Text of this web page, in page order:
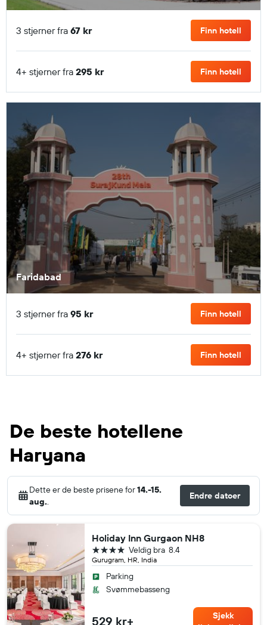
3 stjerner fra 67 kr Finn hotell
4+ stjerner fra 295 kr Finn hotell
Faridabad
3 stjerner fra 95 kr Finn hotell
4+ stjerner fra 276 kr Finn hotell
De beste hotellene
Haryana
Dette er de beste prisene for14.-15.
aug.
Endre datoer
Holiday Inn Gurgaon NH8
Gurugram, HR, India
8.4
Veldig bra
4 stjerner
Parking
Svømmebasseng
529 kr+
Sjekk